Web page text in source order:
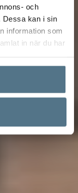
och
Dessa kan i sin
information som
in när du har